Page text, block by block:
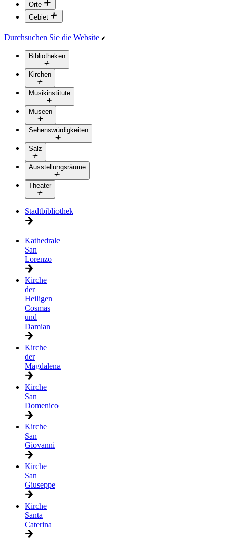
Orte
Gebiet
Durchsuchen Sie die Website
Bibliotheken
Kirchen
Musikinstitute
Museen
Sehenswürdigkeiten
Salz
Ausstellungsräume
Theater
Stadtbibliothek
Kathedrale
San
Lorenzo
Kirche
der
Heiligen
Cosmas
und
Damian
Kirche
der
Magdalena
Kirche
San
Domenico
Kirche
San
Giovanni
Kirche
San
Giuseppe
Kirche
Santa
Caterina